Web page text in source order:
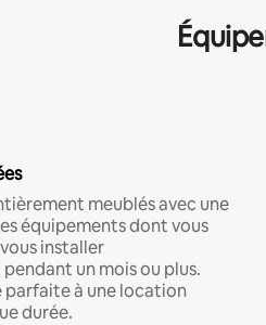
meublés avec une
équipements dont vous
installer
un mois ou plus.
à une location
durée.